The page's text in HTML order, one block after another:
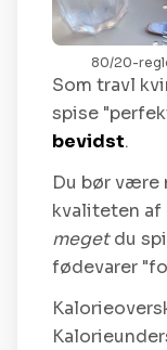
80/20-
Som travl
spise
bevidst.
Du bør være
kvaliteten af
megetdu
fødevarer